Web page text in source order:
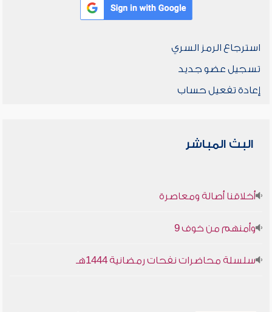
استرجاع الرمز السري
تسجيل عضو جديد
إعادة تفعيل حساب
البث المباشر
أخلاقنا أصالة ومعاصرة
وأمنهم من خوف 9
سلسلة محاضرات نفحات رمضانية 1444هـ